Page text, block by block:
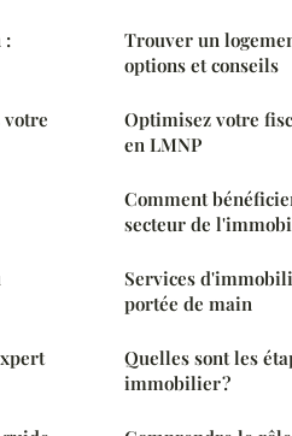
:
votre
Trouver un
options et conseils
Optimisez votre
en LMNP
Comment
secteur de
Services
portée de main
Quelles sont les
immobilier ?